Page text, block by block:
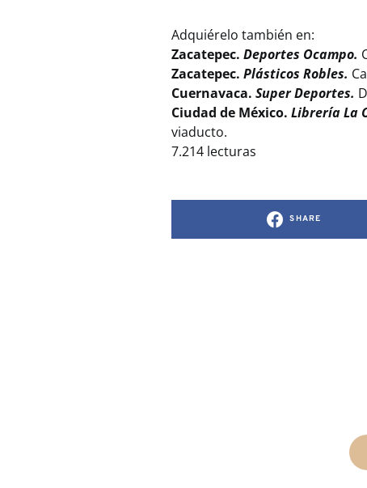
Adquiérelo también en:
Zacatepec. Deportes Ocampo.
Zacatepec. Plásticos Robles.
Cuernavaca. Super Deportes.
Ciudad de México. Librería La
viaducto.
7.214 lecturas
SHARE